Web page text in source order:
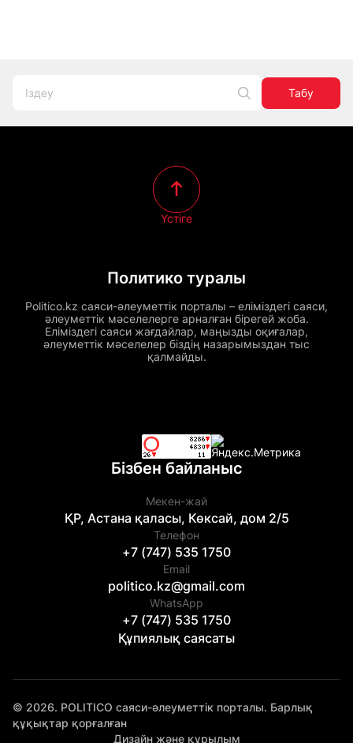
Табу
Политико туралы
Politico.kz саяси-әлеуметтік порталы – еліміздегі саяси,
әлеуметтік мәселелерге арналған бірегей жоба.
Еліміздегі саяси жағдайлар, маңызды оқиғалар,
әлеуметтік мәселелер біздің назарымыздан тыс
қалмайды.
Үстіге
Бізбен байланыс
Мекен-жай
ҚР, Астана қаласы, Көксай, дом 2/5
Телефон
+7 (747) 535 1750
Email
politico.kz@gmail.com
WhatsApp
+7 (747) 535 1750
Құпиялық саясаты
© 2026. POLITICO саяси-әлеуметтік порталы. Барлық
құқықтар қорғалған
Дизайн және құрылым